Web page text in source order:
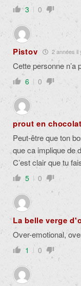
3 0
Pistov 2 années il
Cette personne n’a
6 0
prout en chocolat
Peut-être que ton
que ca implique de
C’est clair que tu
5 0
La belle verge
Over-emotional,
1 0